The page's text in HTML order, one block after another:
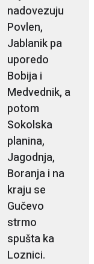
nadovezuju
Povlen,
Jablanik pa
uporedo
Bobija i
Medvednik, a
potom
Sokolska
planina,
Jagodnja,
Boranja i na
kraju se
Gučevo
strmo
spušta ka
Loznici.